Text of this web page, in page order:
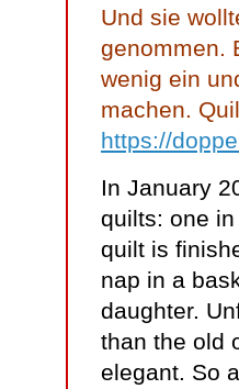
Und sie
genommen.
wenig ein
machen.
https://
In January
quilts: one
quilt is
nap in a
daughter.
than the old
elegant. So